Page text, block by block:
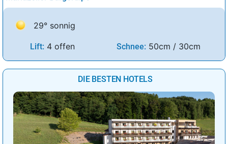
29° sonnig
Lift: 4 offen Schnee: 50cm / 30cm
DIE BESTEN HOTELS